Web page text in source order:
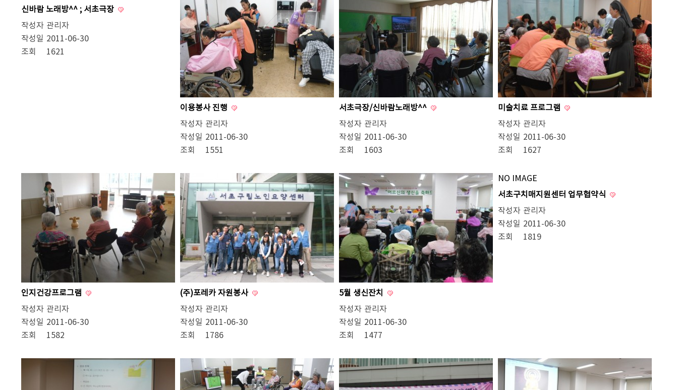
신바람 노래방^^ ; 서초극장
작성자 관리자
작성일 2011-06-30
조회
1621
이용봉사 진행
작성자 관리자
작성일 2011-06-30
조회
1551
서초극장/신바람노래방^^
작성자 관리자
작성일 2011-06-30
조회
1603
미술치료 프로그램
작성자 관리자
작성일 2011-06-30
조회
1627
인지건강프로그램
작성자 관리자
작성일 2011-06-30
조회
1582
(주)포레카 자원봉사
작성자 관리자
작성일 2011-06-30
조회
1786
5월 생신잔치
작성자 관리자
작성일 2011-06-30
조회
1477
NO IMAGE
서초구치매지원센터 업무협약식
작성자 관리자
작성일 2011-06-30
조회
1819